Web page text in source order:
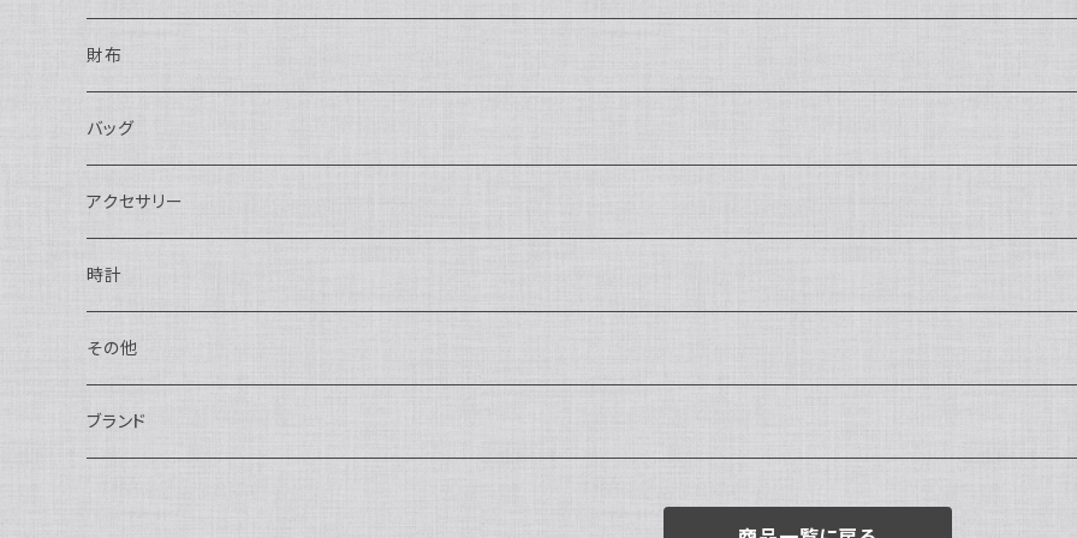
財布
長財布
二つ折り
バッグ
ショルダーバッグ・ボディバッグ
ハンドバッグ・ポーチ
トートバッグ
バックパック・リュックサック
アクセサリー
ネックレス
指輪
ピアス・イヤリング
時計
アナログ・機械式
アナログ・クォーツ
その他
ペン・万年筆
ブランド